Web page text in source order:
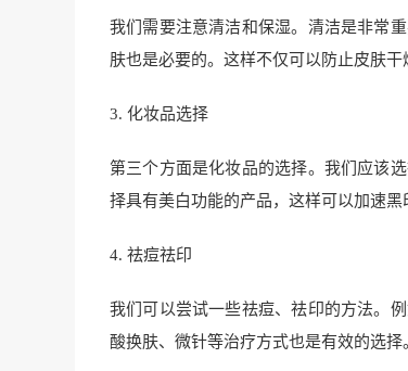
我们需要注意清洁和保湿。清洁是非常
肤也是必要的。这样不仅可以防止皮肤
3. 化妆品选择
第三个方面是化妆品的选择。我们应该
择具有美白功能的产品，这样可以加速黑
4. 祛痘祛印
我们可以尝试一些祛痘、祛印的方法。
酸换肤、微针等治疗方式也是有效的选择